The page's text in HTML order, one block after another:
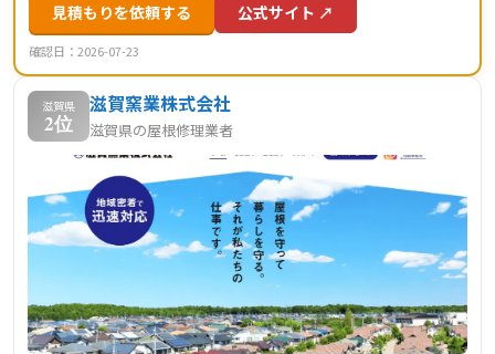
見積もりを依頼する 公式サイト ↗
確認日：2026-07-23
滋賀県
2位
滋賀窯業株式会社
滋賀県の屋根修理業者